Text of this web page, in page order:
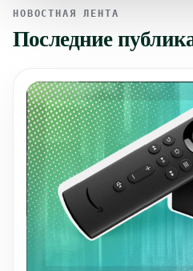
НОВОСТНАЯ ЛЕНТА
Последние